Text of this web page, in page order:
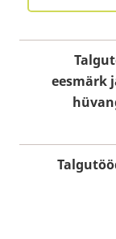
eesmärk